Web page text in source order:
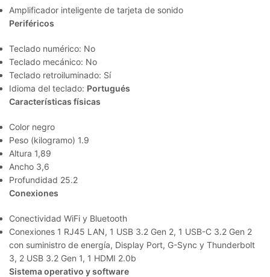
Amplificador inteligente de tarjeta de sonido
Periféricos
Teclado numérico: No
Teclado mecánico: No
Teclado retroiluminado: Sí
Idioma del teclado: Portugués
Características físicas
Color negro
Peso (kilogramo) 1.9
Altura 1,89
Ancho 3,6
Profundidad 25.2
Conexiones
Conectividad WiFi y Bluetooth
Conexiones 1 RJ45 LAN, 1 USB 3.2 Gen 2, 1 USB-C 3.2 Gen 2
con suministro de energía, Display Port, G-Sync y Thunderbolt
3, 2 USB 3.2 Gen 1, 1 HDMI 2.0b
Sistema operativo y software